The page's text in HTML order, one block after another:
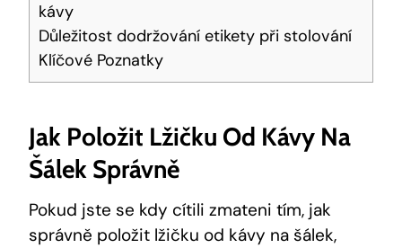
kávy
Důležitost dodržování ⁣etikety při stolování
Klíčové Poznatky
Jak⁢ Položit Lžičku ‍od‍ Kávy Na
Šálek Správně
Pokud jste se kdy cítili zmateni tím, jak
správně položit ⁤lžičku‍ od kávy na⁤ šálek,